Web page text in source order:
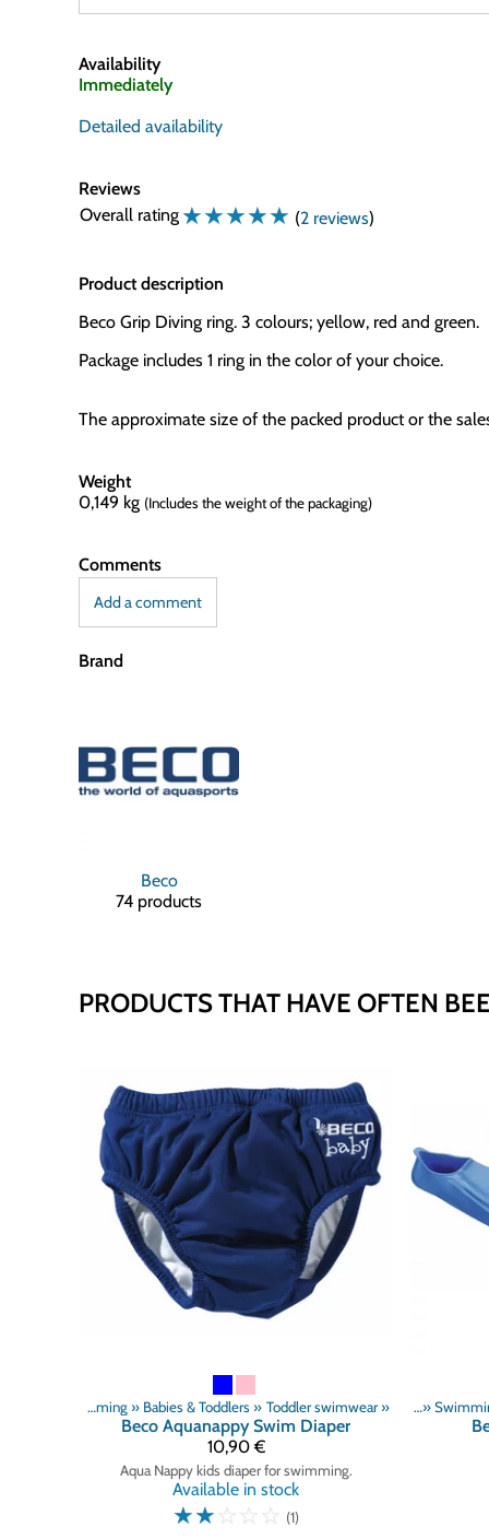
Availability
Immediately
Detailed availability
Reviews
Overall rating☆☆☆☆☆ (2 reviews)
Product description
Beco Grip Diving ring. 3 colours; yellow, red and green.
Package includes 1 ring in the color of your choice.
The approximate size of the packed product or the
Weight
0,149 kg (Includes the weight of the packaging)
Comments
Add a comment
Brand
Beco
74 products
PRODUCTS THAT HAVE OFTEN
Swimming‪» Babies & Toddlers ‪» Toddler swimwear ‪»
Beco Aquanappy Swim Diaper
10,90 €
Aqua Nappy kids diaper for swimming.
Available in stock
☆☆☆ ☆ ☆ (1)
Products‪»